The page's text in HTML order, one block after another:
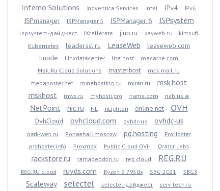
Inferno Solutions Inoventica Services intel IPv4 IPv6
ISPmanager ISPManager 5 ISPManager 6 ISPsystem
ispsystem-дайджест IXcellerate jino.ru keyweb.ru
kimsufi
Kubernetes
leaderssl.ru LeaseWeb
leaseweb.com
linode
Linxdatacenter lite.host
macarne.com
Mail.Ru Cloud Solutions
masterhost
mcs.mail.ru
megahoster.net
minehosting.ru miran.ru
msk.host
mskhost
mws.ru myhosti.pro name.com nebius.ai
NetPoint nic.ru NL nLighten online.net OVH
OvhCloud ovhcloud.com ovhdc-uk ovhdc-us
park-web.ru Ponaehali.moscow pq.hosting
ProHoster
prohoster.info
Proxmox Public Cloud OVH Qrator Labs
rackstore.ru ramageddon.ru reg.cloud REG.RU
REG.RU cloud ruvds.com Ryzen 9 7950x SBG-2021 SBG3
Scaleway selectel selectel-дайджест
serv-tech.ru